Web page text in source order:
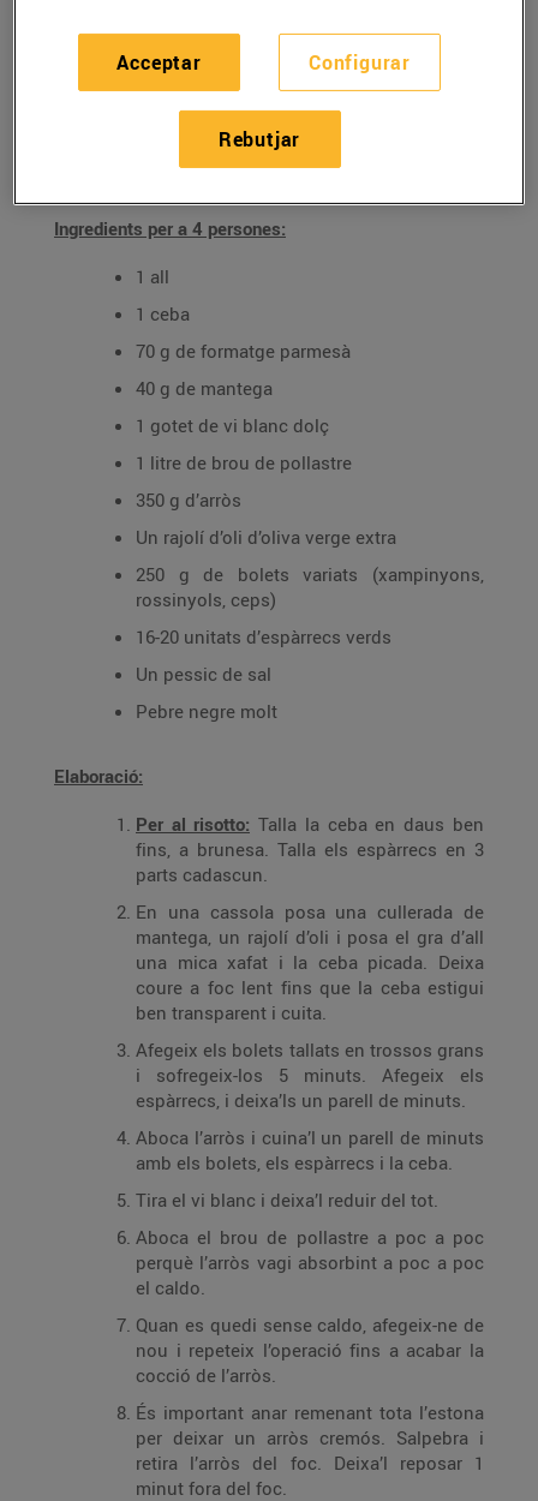
Rissoto amb bolets i
espàrrecs
Ingredients per a 4 persones:
1 all
1 ceba
70 g de formatge parmesà
40 g de mantega
1 gotet de vi blanc dolç
1 litre de brou de pollastre
350 g d’arròs
Un rajolí d’oli d’oliva verge extra
250 g de bolets variats (xampinyons,
rossinyols, ceps)
16-20 unitats d’espàrrecs verds
Un pessic de sal
Pebre negre molt
Elaboració:
Per al risotto: Talla la ceba en daus ben
fins, a brunesa. Talla els espàrrecs en 3
parts cadascun.
En una cassola posa una cullerada de
mantega, un rajolí d’oli i posa el gra d’all
una mica xafat i la ceba picada. Deixa
coure a foc lent fins que la ceba estigui
ben transparent i cuita.
Afegeix els bolets tallats en trossos grans
i sofregeix-los 5 minuts. Afegeix els
espàrrecs, i deixa’ls un parell de minuts.
Aboca l’arròs i cuina’l un parell de minuts
amb els bolets, els espàrrecs i la ceba.
Tira el vi blanc i deixa’l reduir del tot.
Aboca el brou de pollastre a poc a poc
perquè l’arròs vagi absorbint a poc a poc
el caldo.
Quan es quedi sense caldo, afegeix-ne de
nou i repeteix l’operació fins a acabar la
cocció de l’arròs.
És important anar remenant tota l’estona
per deixar un arròs cremós. Salpebra i
retira l’arròs del foc. Deixa’l reposar 1
minut fora del foc.
Configurar
Rebutjar
Acceptar